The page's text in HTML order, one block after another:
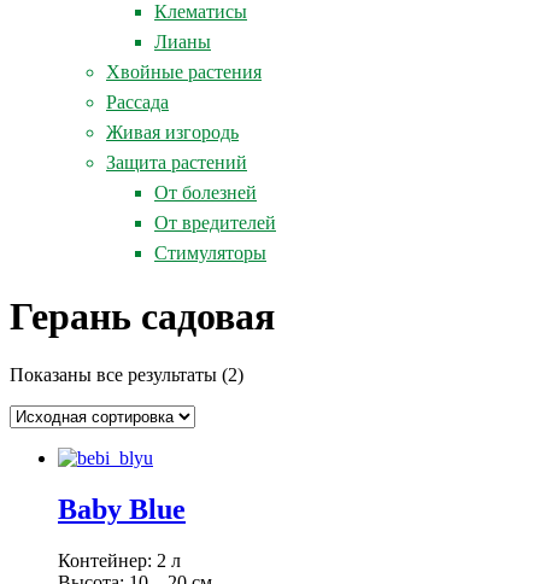
Клематисы
Лианы
Хвойные растения
Рассада
Живая изгородь
Защита растений
От болезней
От вредителей
Стимуляторы
Герань садовая
Показаны все результаты (2)
Baby Blue
Контейнер: 2 л